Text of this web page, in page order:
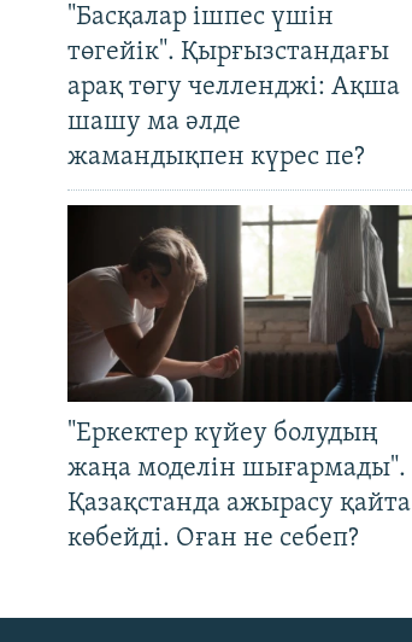
"Басқалар ішпес үшін
төгейік". Қырғызстандағы
арақ төгу челленджі: Ақша
шашу ма әлде
жамандықпен күрес пе?
"Еркектер күйеу болудың
жаңа моделін шығармады".
Қазақстанда ажырасу қайта
көбейді. Оған не себеп?